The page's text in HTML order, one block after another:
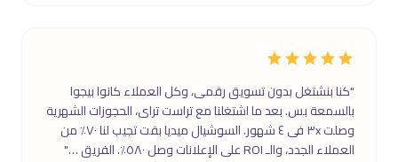
"كنا بنشتغل بدون تسويق رقمى، وكل العملاء كانوا بيجوا
بالسمعة بس. بعد ما اشتغلنا مع تراست تراى، الحجوزات الشهرية
وصلت ٣x فى ٤ شهور. السوشيال ميديا بقت تجيب لنا ٧٠٪ من
العملاء الجدد، والـ ROI على الإعلانات وصل ٥٨٠٪. الفريق …"